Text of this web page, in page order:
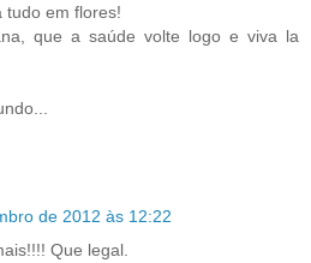
tudo em flores!
que a saúde volte logo e viva la
de 2012 às 12:22
Que legal.